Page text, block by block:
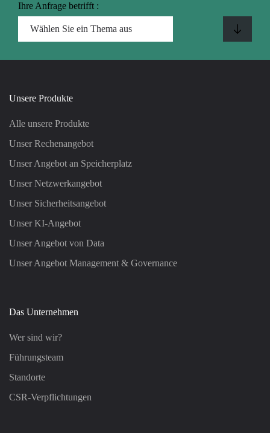
Ihre Anfrage betrifft :
Unsere Produkte
Alle unsere Produkte
Unser Rechenangebot
Unser Angebot an Speicherplatz
Unser Netzwerkangebot
Unser Sicherheitsangebot
Unser KI-Angebot
Unser Angebot von Data
Unser Angebot Management & Governance
Das Unternehmen
Wer sind wir?
Führungsteam
Standorte
CSR-Verpflichtungen